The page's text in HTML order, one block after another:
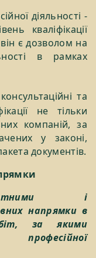
діяльності -
кваліфікації
є дозволом на
в рамках
та
не тільки
компаній, за
у законі,
документів.
і
напрямки в
за якими
професійної